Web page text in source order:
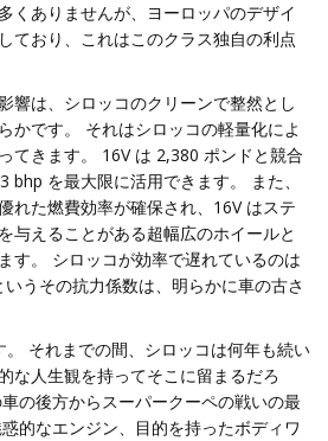
くありませんが、ヨーロッパのデザイ
ており、これはこのクラス独自の利点
響は、シロッコのクリーンで整然とし
かです。 それはシロッコの軽量化によ
てきます。 16V は 2,380 ポンドと競合
bhp を最大限に活用できます。 また、
れた燃費効率が確保され、16V はステ
与えることがある超幅広のホイールと
す。 シロッコが効率で遅れているのは
うその抗力係数は、明らかに車の古さ
それまでの間、シロッコは何年も続い
な人生観を持ってそこに留まるだろ
の後方からスーパークーペの戦いの最
的なエンジン、目的を持ったボディワ